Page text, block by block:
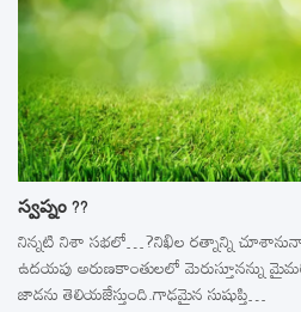
స్వప్నం ??
నిన్నటి నిశా సభలో…?నిఖిల రత్నాన్ని
ఉదయపు అరుణకాంతులలో మెరుస్తూనన్ను
జాడను తెలియజేస్తుంది.గాఢమైన సుషుప్తి…